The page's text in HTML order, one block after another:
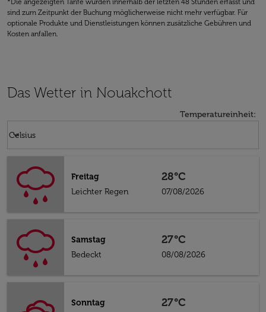
*Die angezeigten Tarife wurden innerhalb der letzten 48 Stunden erfasst und
sind zum Zeitpunkt der Buchung möglicherweise nicht mehr verfügbar. Für
optionale Produkte und Dienstleistungen können zusätzliche Gebühren und
Kosten anfallen.
Das Wetter in Nouakchott
Temperatureinheit:
Celsius
keyboard_arrow_down
Freitag
Leichter Regen
28°C
07/08/2026
Samstag
Bedeckt
27°C
08/08/2026
Sonntag
27°C